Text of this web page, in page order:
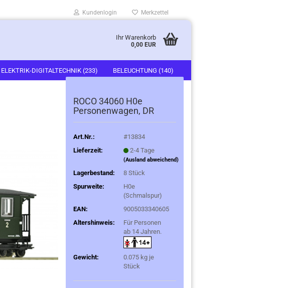
Kundenlogin Merkzettel
Ihr Warenkorb
0,00 EUR
ELEKTRIK-DIGITALTECHNIK (233) BELEUCHTUNG (140)
ROCO 34060 H0e
Personenwagen, DR
Art.Nr.:
#13834
Lieferzeit:
2-4 Tage
(Ausland abweichend)
Lagerbestand: 8Stück
Spurweite:
H0e
(Schmalspur)
EAN:
9005033340605
Altershinweis:
Für Personen
ab 14 Jahren.
Gewicht: 0.075 kg je
Stück